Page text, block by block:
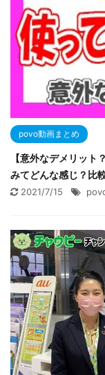
povo動画まとめ
【意外なデメリッ
みてどんな感じ？比
2021/7/15